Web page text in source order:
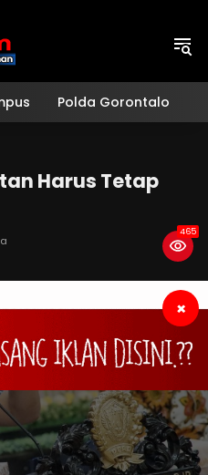
Polda Gorontalo
Harus Tetap
465
×